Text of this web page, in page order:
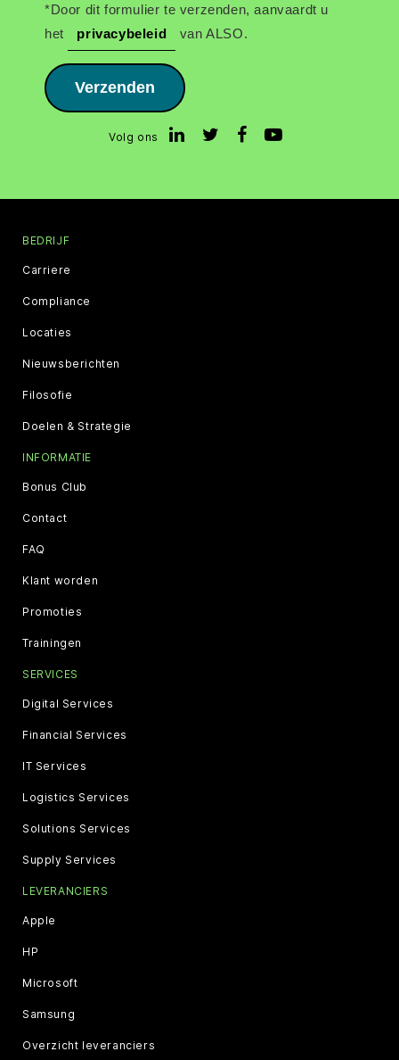
*Door dit formulier te verzenden, aanvaardt u
het
privacybeleid van ALSO.
Verzenden
Volg ons
BEDRIJF
Carriere
Compliance
Locaties
Nieuwsberichten
Filosofie
Doelen & Strategie
INFORMATIE
Bonus Club
Contact
FAQ
Klant worden
Promoties
Trainingen
SERVICES
Digital Services
Financial Services
IT Services
Logistics Services
Solutions Services
Supply Services
LEVERANCIERS
Apple
HP
Microsoft
Samsung
Overzicht leveranciers